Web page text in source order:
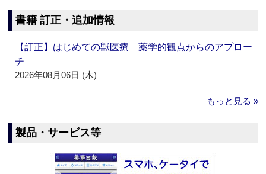
書籍 訂正・追加情報
【訂正】はじめての獣医療 薬学的観点からのアプロー
チ
2026年08月06日 (木)
もっと見る »
製品・サービス等